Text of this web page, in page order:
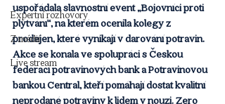
Expertní rozhovory
Z médií
Live stream
uspořádala slavnostní event „Bojovníci proti
plýtvání“, na kterém ocenila kolegy z
prodejen, které vynikají v darování potravin.
Akce se konala ve spolupráci s Českou
federací potravinových bank a Potravinovou
bankou Central, kteří pomáhají dostat kvalitní
neprodané potraviny k lidem v nouzi. Zero